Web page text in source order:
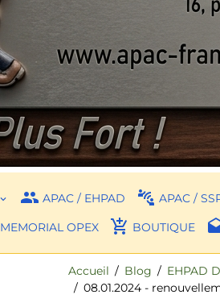
APAC / EHPAD APAC /
MEMORIAL OPEX
BOUTIQUE
Accueil Blog
EHPAD
08.01.2024 -